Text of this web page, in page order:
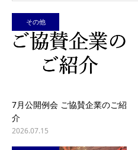
その他
7月公開例会 ご協賛企業のご紹
介
2026.07.15